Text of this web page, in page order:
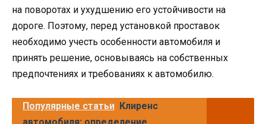
на поворотах и ухудшению его устойчивости на
дороге. Поэтому, перед установкой проставок
необходимо учесть особенности автомобиля и
принять решение, основываясь на собственных
предпочтениях и требованиях к автомобилю.
Популярные статьи Клиренс